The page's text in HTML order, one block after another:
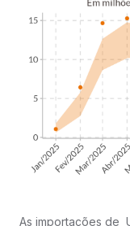
As importações de